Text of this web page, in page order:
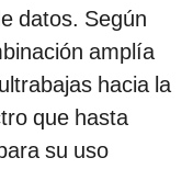
datos. Según
amplía
hacia la
que hasta
su uso